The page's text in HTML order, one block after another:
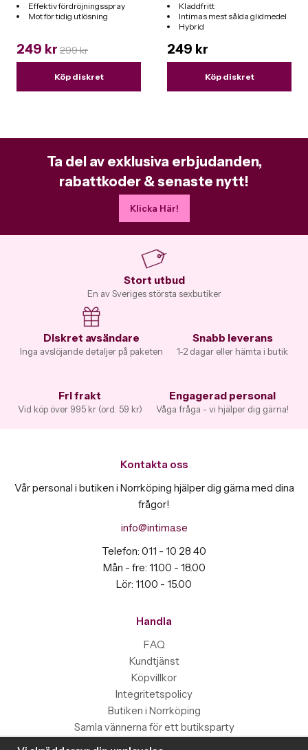
Effektiv fördröjningsspray
Mot för tidig utlösning
249 kr 299 kr
Köp diskret
Kladdfritt
Intimas mest sålda glidmedel
Hybrid
249 kr
Köp diskret
Ta del av exklusiva erbjudanden,
rabattkoder & senaste nytt!
Klicka Här!
Stort utbud
En av Sveriges största sexbutiker
Diskret avsändare
Inga avslöjande detaljer på paketen
Snabb leverans
1-2 dagar eller hämta i butik
Fri frakt
Vid köp över 995 kr (ord. 59 kr)
Engagerad personal
Våga fråga - vi hjälper dig gärna!
Kontakta oss
Vår personal i butiken i Norrköping hjälper dig gärna med dina
frågor!
info@intima.se
Telefon: 011 - 10 28 40
Mån - fre: 11.00 - 18.00
Lör: 11.00 - 15.00
Handla
FAQ
Kundtjänst
Köpvillkor
Integritetspolicy
Butiken i Norrköping
Samla vännerna för ett butiksparty